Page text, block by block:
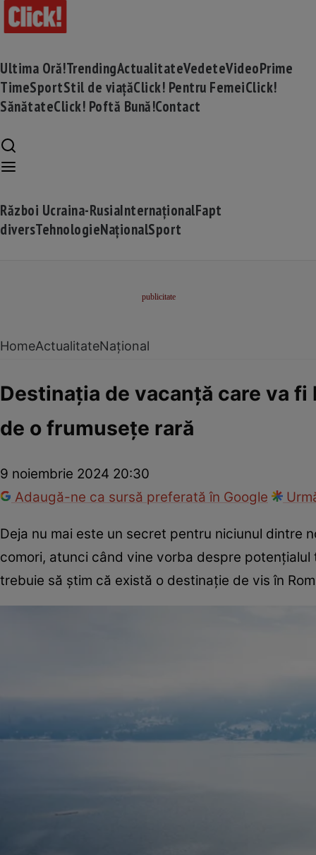
Ultima Oră!TrendingActualitateVedeteVideoPrime
TimeSportStil de viațăClick! Pentru FemeiClick!
SănătateClick! Poftă Bună!Contact
Război Ucraina-RusiaInternaționalFapt
diversTehnologieNaționalSport
HomeActualitateNațional
Destinația de vacanță care va fi
de o frumusețe rară
9 noiembrie 2024 20:30
Adaugă-ne ca sursă preferată în Google
Deja nu mai este un secret pentru niciunul dintre
comori, atunci când vine vorba despre
trebuie să știm că există o destinație de vis în